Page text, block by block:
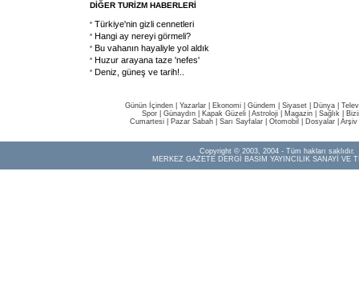
DİĞER TURİZM HABERLERİ
Türkiye'nin gizli cennetleri
Hangi ay nereyi görmeli?
Bu vahanın hayaliyle yol aldık
Huzur arayana taze 'nefes'
Deniz, güneş ve tarih!..
Günün İçinden Yazarlar Ekonomi Gündem Siyaset Dünya |
Spor
Günaydın Kapak Güzeli Astroloji Magazin Sağlık
Cumartesi
Pazar Sabah Sarı Sayfalar Otomobil Dosyalar Arşiv
Copyright © 2003, 2004 - Tüm hakları saklıdır.
MERKEZ GAZETE DERGİ BASIM YAYINCILIK SANAYİ VE